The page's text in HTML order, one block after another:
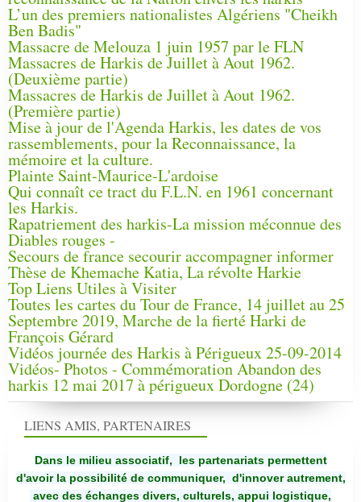
L’un des premiers nationalistes Algériens "Cheikh
Ben Badis"
Massacre de Melouza 1 juin 1957 par le FLN
Massacres de Harkis de Juillet à Aout 1962.
(Deuxième partie)
Massacres de Harkis de Juillet à Aout 1962.
(Première partie)
Mise à jour de l'Agenda Harkis, les dates de vos
rassemblements, pour la Reconnaissance, la
mémoire et la culture.
Plainte Saint-Maurice-L'ardoise
Qui connaît ce tract du F.L.N. en 1961 concernant
les Harkis.
Rapatriement des harkis-La mission méconnue des
Diables rouges -
Secours de france secourir accompagner informer
Thèse de Khemache Katia, La révolte Harkie
Top Liens Utiles à Visiter
Toutes les cartes du Tour de France, 14 juillet au 25
Septembre 2019, Marche de la fierté Harki de
François Gérard
Vidéos journée des Harkis à Périgueux 25-09-2014
Vidéos- Photos - Commémoration Abandon des
harkis 12 mai 2017 à périgueux Dordogne (24)
LIENS AMIS, PARTENAIRES
Dans le milieu associatif, les partenariats permettent
d'avoir la possibilité de communiquer, d'innover autrement,
avec des échanges divers, culturels, appui logistique,